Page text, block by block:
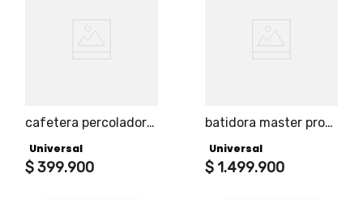
cafetera percoladora
universal pro
Universal
$399.900
batidora master pro
Universal
$ 1.499.900